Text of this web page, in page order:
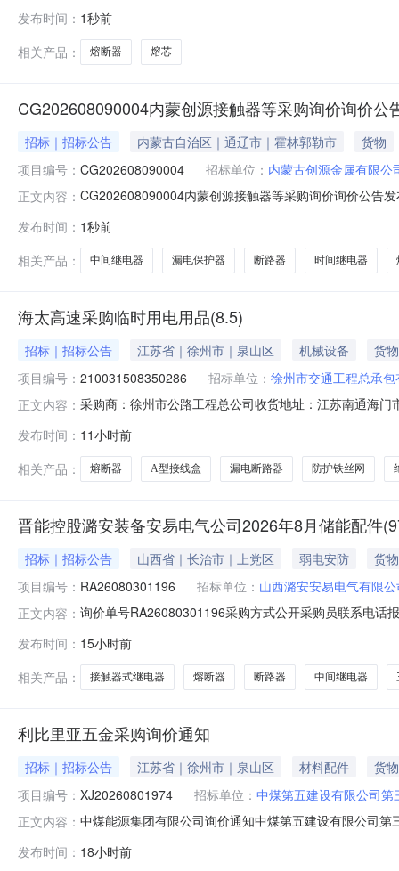
厂/23103180086643074熔芯\RT14-20-
发布时间： 1秒前
相关产品：
熔断器 熔芯
CG202608090004内蒙创源接触器等采购询价询价公
招标｜招标公告 内蒙古自治区｜通辽市｜霍林郭勒市
货物
项目编号： CG202608090004 招标单位： 内蒙古创源金属有限公
正文内容： CG202608090004内蒙创源接触器等采购询价询价公告
范围仪表自控类3.项目须知4.联系方式询价单位内蒙古
发布时间： 1秒前
相关产品：
中间继电器 漏电保护器 断路器 时间继电器
海太高速采购临时用电用品(8.5)
招标｜招标公告 江苏省｜徐州市｜泉山区 机械设备
货物
项目编号： 210031508350286 招标单位： 徐州市交通工程总承
正文内容： 采购商：徐州市公路工程总公司收货地址：江苏南通海
210031508350286收货地区江苏南通海门市滨江街道杭
发布时间： 11小时前
相关产品：
熔断器 A型接线盒 漏电断路器 防护铁丝网
晋能控股潞安装备安易电气公司2026年8月储能配件
招标｜招标公告 山西省｜长治市｜上党区 弱电安防
货物
项目编号： RA26080301196 招标单位： 山西潞安安易电气有限
正文内容： 询价单号RA26080301196采购方式公开采购员联系电话
63C32A30mA2P1.0个2026-08-30微型漏电断路器
发布时间： 15小时前
相关产品：
接触器式继电器 熔断器 断路器 中间继电器
利比里亚五金采购询价通知
招标｜招标公告 江苏省｜徐州市｜泉山区 材料配件
货物
项目编号： XJ20260801974 招标单位： 中煤第五建设有限公司第
正文内容： 中煤能源集团有限公司询价通知中煤第五建设有限公司
供应链系统（http://ego.chinacoal.com）后，进行在线
发布时间： 18小时前